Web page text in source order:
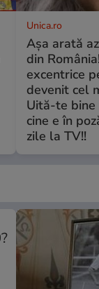
Unica.ro
Așa arată
din
excentrice
devenit cel
Uită-te bine
cine e în
zile la TV!!